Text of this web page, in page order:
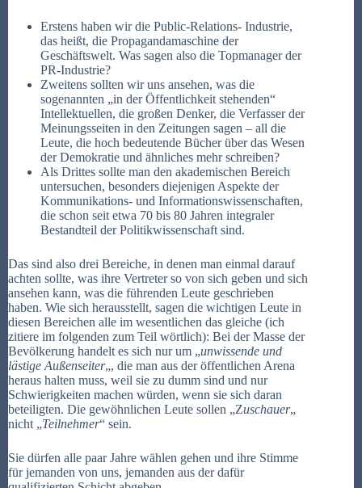
Erstens haben wir die Public-Relations- Industrie,
das heißt, die Propagandamaschine der
Geschäftswelt. Was sagen also die Topmanager der
PR-Industrie?
Zweitens sollten wir uns ansehen, was die
sogenannten „in der Öffentlichkeit stehenden“
Intellektuellen, die großen Denker, die Verfasser der
Meinungsseiten in den Zeitungen sagen – all die
Leute, die hoch bedeutende Bücher über das Wesen
der Demokratie und ähnliches mehr schreiben?
Als Drittes sollte man den akademischen Bereich
untersuchen, besonders diejenigen Aspekte der
Kommunikations- und Informationswissenschaften,
die schon seit etwa 70 bis 80 Jahren integraler
Bestandteil der Politikwissenschaft sind.
Das sind also drei Bereiche, in denen man einmal darauf
achten sollte, was ihre Vertreter so von sich geben und sich
ansehen kann, was die führenden Leute geschrieben
haben. Wie sich herausstellt, sagen die wichtigen Leute in
diesen Bereichen alle im wesentlichen das gleiche (ich
zitiere im folgenden zum Teil wörtlich): Bei der Masse der
Bevölkerung handelt es sich nur um „unwissende und
lästige Außenseiter„, die man aus der öffentlichen Arena
heraus halten muss, weil sie zu dumm sind und nur
Schwierigkeiten machen würden, wenn sie sich daran
beteiligten. Die gewöhnlichen Leute sollen „Zuschauer„
nicht „Teilnehmer“ sein.
Sie dürfen alle paar Jahre wählen gehen und ihre Stimme
für jemanden von uns, jemanden aus der dafür